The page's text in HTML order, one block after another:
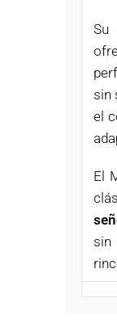
Su
sin
el
El
sin